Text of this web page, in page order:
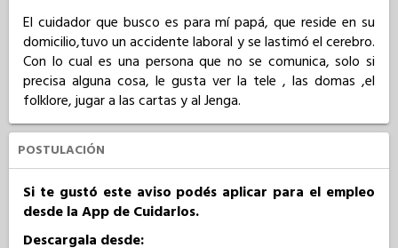
El cuidador que busco es para mí papá, que reside en su
domicilio,tuvo un accidente laboral y se lastimó el cerebro.
Con lo cual es una persona que no se comunica, solo si
precisa alguna cosa, le gusta ver la tele , las domas ,el
folklore, jugar a las cartas y al Jenga.
POSTULACIÓN
Si te gustó este aviso podés aplicar para el empleo
desde la App de Cuidarlos.
Descargala desde: